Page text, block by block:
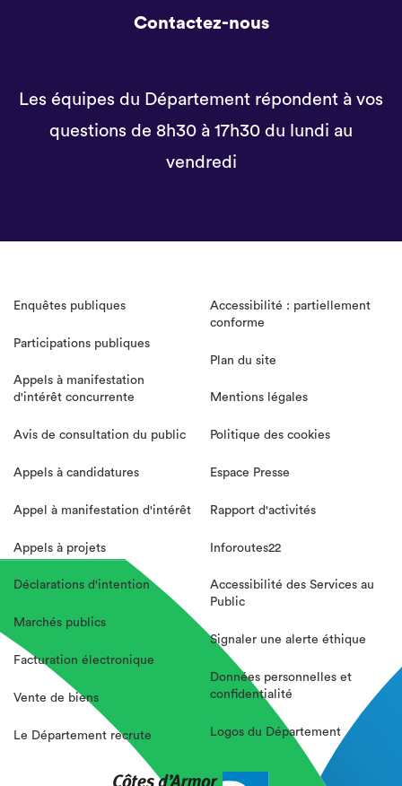
Contactez-nous
Les équipes du Département répondent à vos
questions de 8h30 à 17h30 du lundi au
vendredi
Enquêtes publiques
Participations publiques
Appels à manifestation
d'intérêt concurrente
Avis de consultation du public
Appels à candidatures
Appel à manifestation d'intérêt
Appels à projets
Déclarations d'intention
Marchés publics
Facturation électronique
Vente de biens
Le Département recrute
Accessibilité : partiellement
conforme
Plan du site
Mentions légales
Politique des cookies
Espace Presse
Rapport d'activités
Inforoutes22
Accessibilité des Services au
Public
Signaler une alerte éthique
Données personnelles et
confidentialité
Logos du Département